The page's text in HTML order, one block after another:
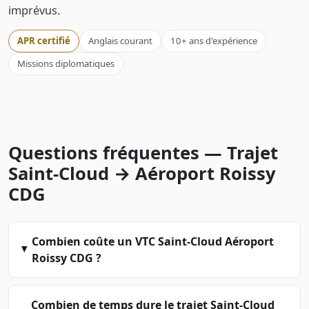
imprévus.
APR certifié Anglais courant
10+ ans d'expérience
Missions diplomatiques
Questions fréquentes — Trajet
Saint-Cloud → Aéroport Roissy
CDG
Combien coûte un VTC Saint-Cloud Aéroport
Roissy CDG ?
Combien de temps dure le trajet Saint-Cloud